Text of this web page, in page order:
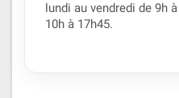
lundi au vendredi de 9h
10h à 17h45.